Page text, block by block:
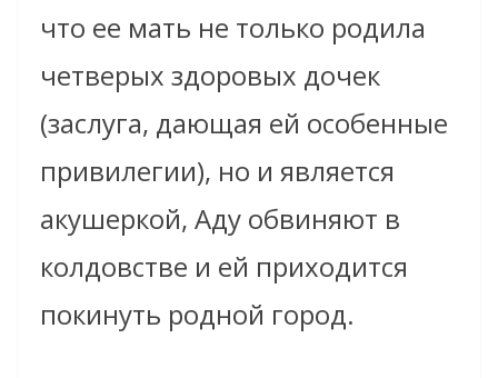
что ее мать не только родила
четверых здоровых дочек
(заслуга, дающая ей особенные
привилегии), но и является
акушеркой, Аду обвиняют в
колдовстве и ей приходится
покинуть родной город.